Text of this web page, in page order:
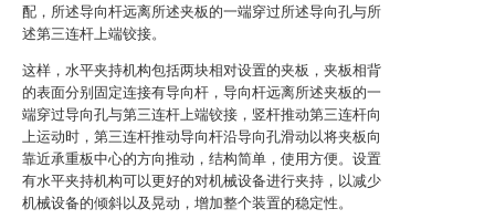
配，所述导向杆远离所述夹板的一端穿过所述导向孔与所
述第三连杆上端铰接。
这样，水平夹持机构包括两块相对设置的夹板，夹板相背
的表面分别固定连接有导向杆，导向杆远离所述夹板的一
端穿过导向孔与第三连杆上端铰接，竖杆推动第三连杆向
上运动时，第三连杆推动导向杆沿导向孔滑动以将夹板向
靠近承重板中心的方向推动，结构简单，使用方便。设置
有水平夹持机构可以更好的对机械设备进行夹持，以减少
机械设备的倾斜以及晃动，增加整个装置的稳定性。